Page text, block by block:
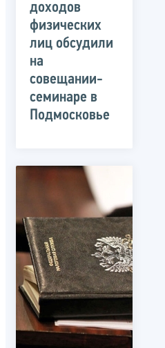
доходов
физических
лиц обсудили
на
совещании-
семинаре в
Подмосковье